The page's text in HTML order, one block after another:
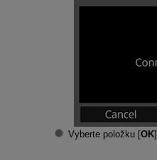
Vyberte položku [OK].